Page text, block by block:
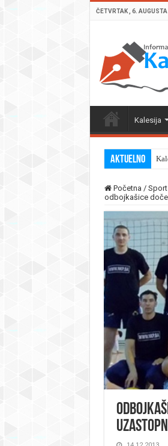
ČETVRTAK , 6. AUGUSTA
Kalesija
Aktuelno
Početna / Sport
odbojkašice